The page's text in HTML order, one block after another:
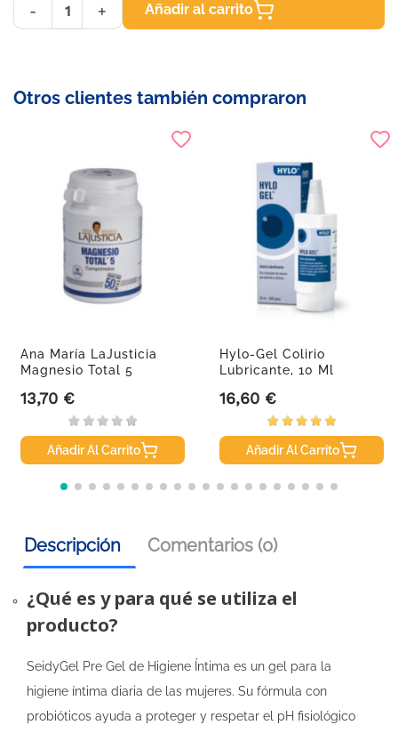
- + Añadir al carrito
Otros clientes también compraron
Ana María LaJusticia
Magnesio Total 5
Precio
13,70 €
Añadir Al Carrito
Hylo-Gel Colirio
Lubricante, 10 Ml
Precio
16,60 €
Añadir Al Carrito
Descripción Comentarios (0)
¿Qué es y para qué se utiliza el
producto?
SeidyGel Pre Gel de Higiene Íntima es un gel para la
higiene íntima diaria de las mujeres. Su fórmula con
probióticos ayuda a proteger y respetar el pH fisiológico